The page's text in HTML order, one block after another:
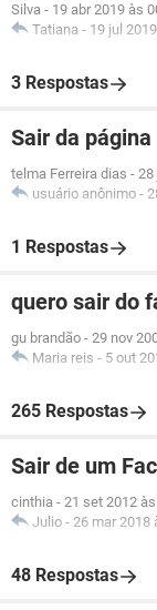
Silva - 19 abr 2019 às
Tatiana - 19 jul
3 Respostas
Sair da página
telma Ferreira dias - 28
usuário anônimo -
1 Respostas
quero sair do
gu brandão - 29 nov
Maria reis - 5 out
265 Respostas
Sair de um
cinthia - 21 set 2012
Julio - 26 mar 2018
48 Respostas